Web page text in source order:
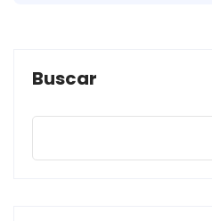
Buscar